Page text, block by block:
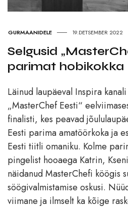
GURMAANIDELE 19.DETSEMBER 2022
Selgusid
parimat hobikokka
Läinud laupäeval Inspira
„MasterChef Eesti“
finalisti, kes peavad
Eesti parima amatöörkoka ja
Eesti tiitli omaniku. Kolme
pingelist hooaega Katrin,
näidanud MasterChefi köögis
söögivalmistamise oskusi.
viimane ja ilmselt ka kõige